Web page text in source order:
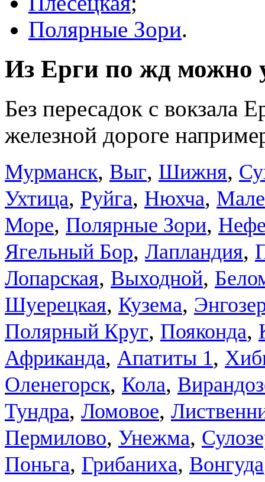
Полярные Зори.
Из Ерги по жд можно
Без пересадок с вокзала
железной дороге
Мурманск, Выг, Шижня,
Ухтица, Руйга, Нюхча,
Море, Полярные Зори,
Ягельный Бор, Лапландия,
Лопарская, Выходной,
Шуерецкая, Кузема,
Полярный Круг, Пояконда,
Африканда, Апатиты 1,
Оленегорск, Кола,
Тундра, Ломовое,
Пермилово, Унежма,
Поньга, Грибаниха, Вонгуда